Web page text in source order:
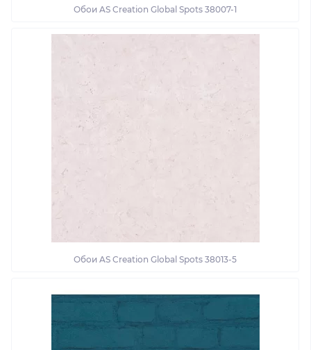
Обои AS Creation Global Spots 38007-1
Обои AS Creation Global Spots 38013-5